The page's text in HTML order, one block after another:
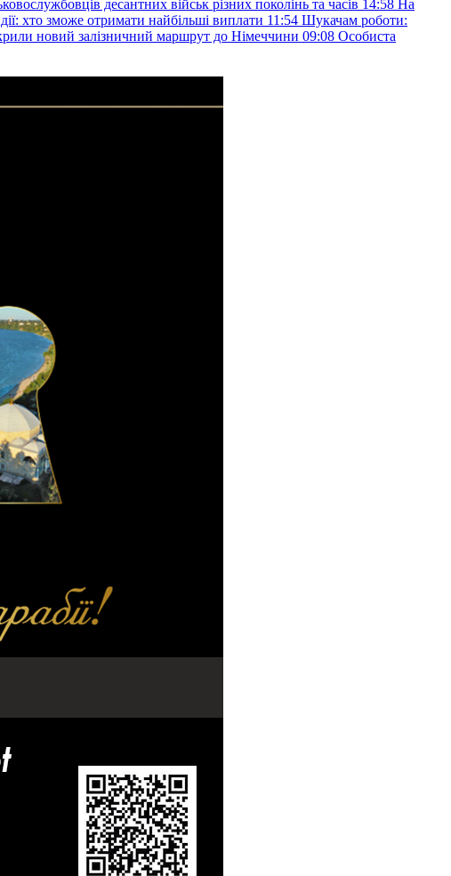
десантних військ різних поколінь та часів 14:58 На
хто зможе отримати найбільші виплати 11:54 Шукачам роботи:
новий залізничний маршрут до Німеччини 09:08 Особиста